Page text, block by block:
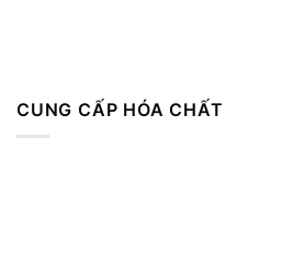
CUNG CẤP HÓA CHẤT